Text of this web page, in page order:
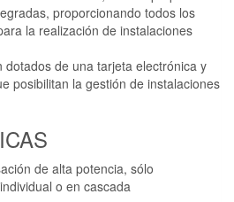
proporcionando todos los
la realización de instalaciones
dotados de una tarjeta electrónica y
posibilitan la gestión de instalaciones
de alta potencia, sólo
o en cascada